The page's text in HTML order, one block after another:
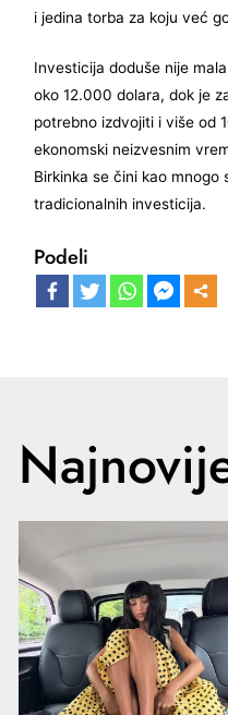
i jedina torba za koju već
Investicija doduše nije
oko 12.000 dolara, dok je
potrebno izdvojiti i više od
ekonomski neizvesnim
Birkinka se čini kao mnogo
tradicionalnih investicija.
Podeli